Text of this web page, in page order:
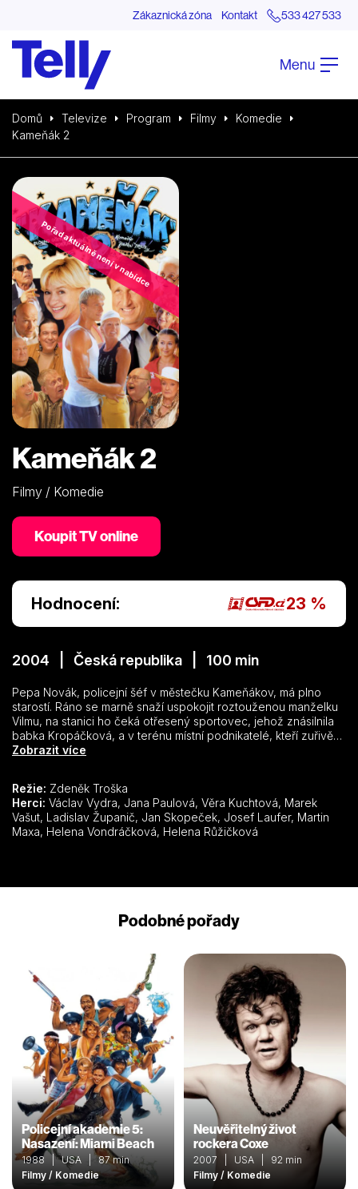
Zákaznická zóna Kontakt 533 427 533
Menu
Domů Televize Program Filmy
Komedie
Kameňák 2
Pořad aktuálně není v nabídce
Kameňák 2
Filmy / Komedie
Koupit TV online
Hodnocení: 23 %
2004 | Česká republika | 100 min
Pepa Novák, policejní šéf v městečku Kameňákov, má plno
starostí. Ráno se marně snaží uspokojit roztouženou manželku
Vilmu, na stanici ho čeká otřesený sportovec, jehož znásilnila
babka Kropáčková, a v terénu místní podnikatelé, kteří zuřivě
pátrají po zázračném modrém pramenu, povzbuzujícím
že všechny události spolu mají mnohem víc společného, než
by se na první pohled mohlo zdát…
Zobrazit více
Režie: Zdeněk Troška
Herci:
Vašut, Ladislav Županič, Jan Skopeček, Josef Laufer, Martin
Maxa, Helena Vondráčková, Helena Růžičková
Podobné pořady
Policejní akademie 5:
Nasazení: Miami Beach
1988 | USA | 87 min
Filmy / Komedie
Neuvěřitelný život
rockera Coxe
2007 | USA | 92 min
Filmy / Komedie